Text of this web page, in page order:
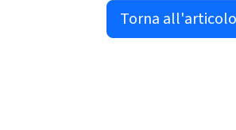
Torna all'articolo